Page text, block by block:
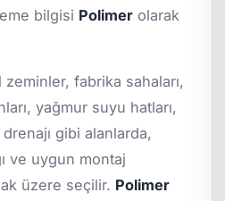
bilgisi Polimer olarak
fabrika sahaları,
yağmur suyu hatları,
gibi alanlarda,
ve uygun montaj
üzere seçilir. Polimer